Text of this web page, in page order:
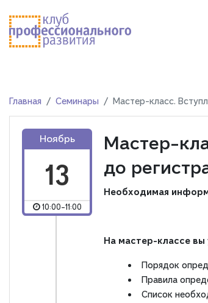
Главная Семинары Мастер-класс.
Ноябрь
13
10:00-11:00
Мастер-
до
Необходимая
На мастер-классе вы
Порядок
Правила
Список